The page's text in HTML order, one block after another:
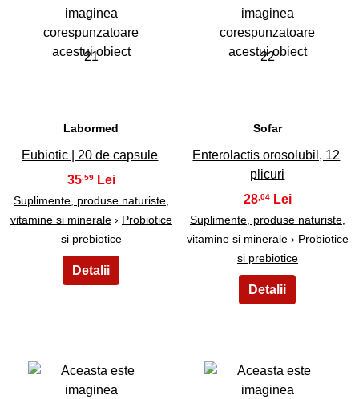
21
Labormed
Eubiotic | 20 de capsule
35,59
Suplimente, produse naturiste,
vitamine si minerale› Probiotice
si prebiotice
22
Sofar
Enterolactis orosolubil, 12
plicuri
28,04
Suplimente, produse naturiste,
vitamine si minerale› Probiotice
si prebiotice